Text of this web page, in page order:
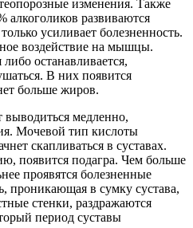
изменения. Также
алкоголиков развиваются
усиливает болезненность.
воздействие на мышцы.
останавливается,
В них появится
больше жиров.
выводиться медленно,
Мочевой тип кислоты
скапливаться в суставах.
появится подагра. Чем больше
проявятся болезненные
в сумку сустава,
стенки, раздражаются
период суставы